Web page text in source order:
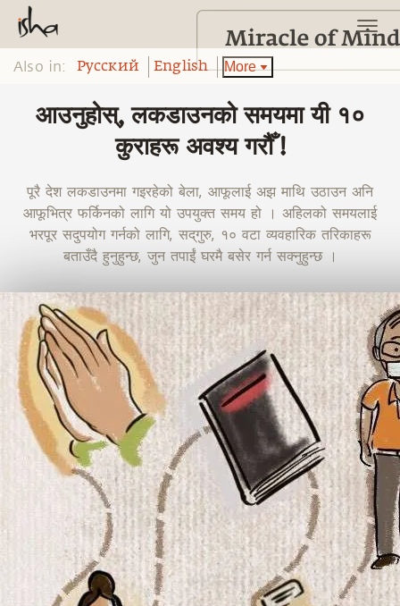
Also in: Pусский English More
आउनुहोस्, लकडाउनको समयमा यी १०
कुराहरू अवश्य गरौँ !
पूरै देश लकडाउनमा गइरहेको बेला, आफूलाई अझ माथि उठाउन अनि
आफूभित्र फर्किनको लागि यो उपयुक्त समय हो । अहिलको समयलाई
भरपूर सदुपयोग गर्नको लागि, सद्‌गुरु, १० वटा व्यवहारिक तरिकाहरू
बताउँदै हुनुहुन्छ, जुन तपाईं घरमै बसेर गर्न सक्नुहुन्छ ।